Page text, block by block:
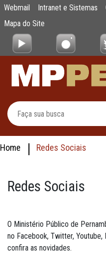
Pular para o Conteúdo principal
Redes Sociais
Webmail Intranet e Sistemas
Mapa do Site
Home Redes Sociais
Redes Sociais
O Ministério Público de
no Facebook, Twitter,
confira as novidades.